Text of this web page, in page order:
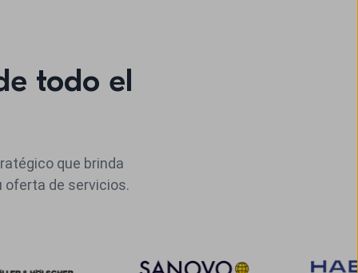
todo el
que brinda
oferta de servicios.